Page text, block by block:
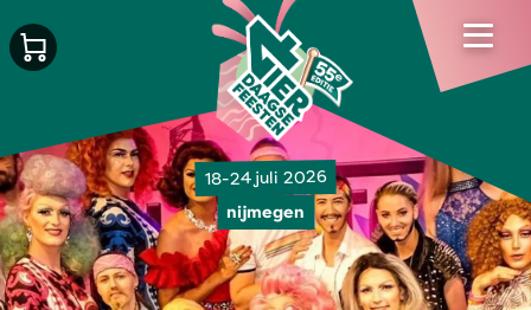
18-24 juli 2026
nijmegen